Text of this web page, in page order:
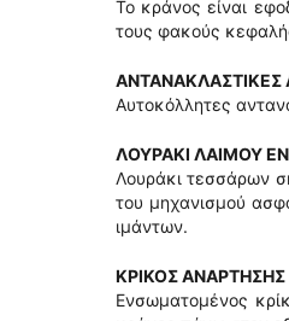
Το κράνος είναι
τους φακούς
ΑΝΤΑΝΑΚΛΑΣΤΙΚΕΣ
Αυτοκόλλητες
ΛΟΥΡΑΚΙ ΛΑΙΜΟΥ
Λουράκι τεσσάρων
του μηχανισμού
ιμάντων.
ΚΡΙΚΟΣ ΑΝΑΡΤΗΣΗΣ
Ενσωματομένος